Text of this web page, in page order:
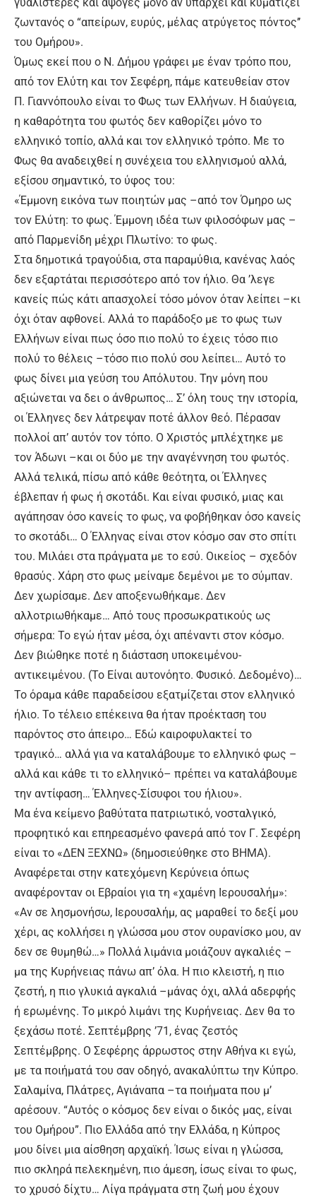
ζωντανός ο “απείρων, ευρύς, μέλας ατρύγετος πόντος’’
του Ομήρου».
Όμως εκεί που ο Ν. Δήμου γράφει με έναν τρόπο που,
από τον Ελύτη και τον Σεφέρη, πάμε κατευθείαν στον
Π. Γιαννόπουλο είναι το Φως των Ελλήνων. Η διαύγεια,
η καθαρότητα του φωτός δεν καθορίζει μόνο το
ελληνικό τοπίο, αλλά και τον ελληνικό τρόπο. Με το
Φως θα αναδειχθεί η συνέχεια του ελληνισμού αλλά,
εξίσου σημαντικό, το ύφος του:
«Έμμονη εικόνα των ποιητών μας –από τον Όμηρο ως
τον Ελύτη: το φως. Έμμονη ιδέα των φιλοσόφων μας –
από Παρμενίδη μέχρι Πλωτίνο: το φως.
Στα δημοτικά τραγούδια, στα παραμύθια, κανένας λαός
δεν εξαρτάται περισσότερο από τον ήλιο. Θα ’λεγε
κανείς πώς κάτι απασχολεί τόσο μόνον όταν λείπει –κι
όχι όταν αφθονεί. Αλλά το παράδοξο με το φως των
Ελλήνων είναι πως όσο πιο πολύ το έχεις τόσο πιο
πολύ το θέλεις –τόσο πιο πολύ σου λείπει… Αυτό το
φως δίνει μια γεύση του Απόλυτου. Την μόνη που
αξιώνεται να δει ο άνθρωπος… Σ’ όλη τους την ιστορία,
οι Έλληνες δεν λάτρεψαν ποτέ άλλον θεό. Πέρασαν
πολλοί απ’ αυτόν τον τόπο. Ο Χριστός μπλέχτηκε με
τον Άδωνι –και οι δύο με την αναγέννηση του φωτός.
Αλλά τελικά, πίσω από κάθε θεότητα, οι Έλληνες
έβλεπαν ή φως ή σκοτάδι. Και είναι φυσικό, μιας και
αγάπησαν όσο κανείς το φως, να φοβήθηκαν όσο κανείς
το σκοτάδι… Ο Έλληνας είναι στον κόσμο σαν στο σπίτι
του. Μιλάει στα πράγματα με το εσύ. Οικείος – σχεδόν
θρασύς. Χάρη στο φως μείναμε δεμένοι με το σύμπαν.
Δεν χωρίσαμε. Δεν αποξενωθήκαμε. Δεν
αλλοτριωθήκαμε… Από τους προσωκρατικούς ως
σήμερα: Το εγώ ήταν μέσα, όχι απέναντι στον κόσμο.
Δεν βιώθηκε ποτέ η διάσταση υποκειμένου-
αντικειμένου. (Το Είναι αυτονόητο. Φυσικό. Δεδομένο)…
Το όραμα κάθε παραδείσου εξατμίζεται στον ελληνικό
ήλιο. Το τέλειο επέκεινα θα ήταν προέκταση του
παρόντος στο άπειρο… Εδώ καιροφυλακτεί το
τραγικό… αλλά για να καταλάβουμε το ελληνικό φως –
αλλά και κάθε τι το ελληνικό– πρέπει να καταλάβουμε
την αντίφαση… Έλληνες-Σίσυφοι του ήλιου».
Μα ένα κείμενο βαθύτατα πατριωτικό, νοσταλγικό,
προφητικό και επηρεασμένο φανερά από τον Γ. Σεφέρη
είναι το «ΔΕΝ ΞΕΧΝΩ» (δημοσιεύθηκε στο ΒΗΜΑ).
Αναφέρεται στην κατεχόμενη Κερύνεια όπως
αναφέρονταν οι Εβραίοι για τη «χαμένη Ιερουσαλήμ»:
«Αν σε λησμονήσω, Ιερουσαλήμ, ας μαραθεί το δεξί μου
χέρι, ας κολλήσει η γλώσσα μου στον ουρανίσκο μου, αν
δεν σε θυμηθώ…» Πολλά λιμάνια μοιάζουν αγκαλιές –
μα της Κυρήνειας πάνω απ’ όλα. Η πιο κλειστή, η πιο
ζεστή, η πιο γλυκιά αγκαλιά –μάνας όχι, αλλά αδερφής
ή ερωμένης. Το μικρό λιμάνι της Κυρήνειας. Δεν θα το
ξεχάσω ποτέ. Σεπτέμβρης ’71, ένας ζεστός
Σεπτέμβρης. Ο Σεφέρης άρρωστος στην Αθήνα κι εγώ,
με τα ποιήματά του σαν οδηγό, ανακαλύπτω την Κύπρο.
Σαλαμίνα, Πλάτρες, Αγιάναπα –τα ποιήματα που μ’
αρέσουν. “Αυτός ο κόσμος δεν είναι ο δικός μας, είναι
του Ομήρου”. Πιο Ελλάδα από την Ελλάδα, η Κύπρος
μου δίνει μια αίσθηση αρχαϊκή. Ίσως είναι η γλώσσα,
πιο σκληρά πελεκημένη, πιο άμεση, ίσως είναι το φως,
το χρυσό δίχτυ… Λίγα πράγματα στη ζωή μου έχουν